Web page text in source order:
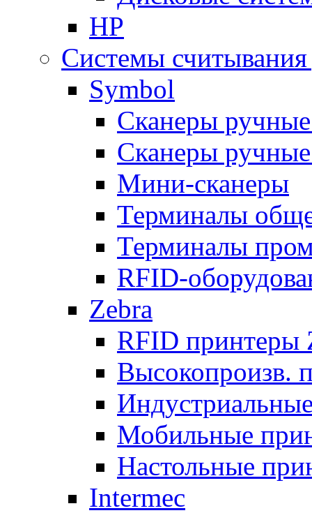
HP
Системы
Symbol
Сканеры
Сканеры
Мини-сканеры
Терминалы
Терминалы
RFID-
Zebra
RFID принтеры
Высокопроизв.
Мобильные
Настольные
Intermec